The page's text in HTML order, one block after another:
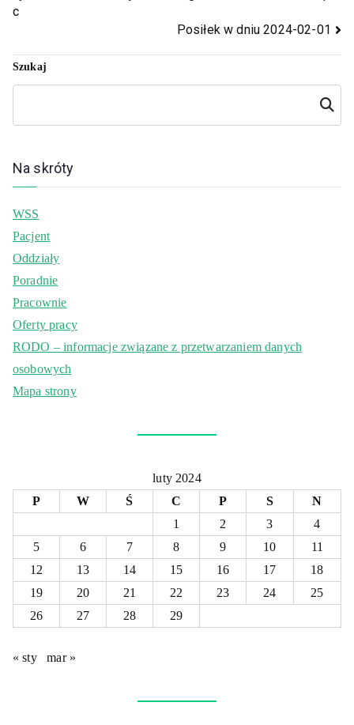
c
Posiłek w dniu 2024-02-01
Szukaj
Szukaj
Na skróty
WSS
Pacjent
Oddziały
Poradnie
Pracownie
Oferty pracy
RODO – informacje związane z przetwarzaniem danych
osobowych
Mapa strony
luty 2024
P
W Ś C P S
N
1
2 3
4
5
6 7 8 9 10
11
12
13 14 15 16 17
18
19
20 21 22 23 24
25
26
27 28 29
« sty mar »